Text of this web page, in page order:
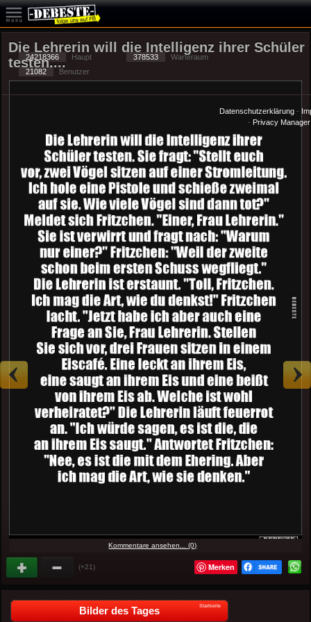
Die Lehrerin will die Intelligenz ihrer Schüler
testen....
Kommentare ansehen... (0)
(+21) Merken
Bilder des Tages Startseite
24218366 Haupt 378533
Warteraum
21082
Benutzer
Datenschutzerklärung-
- Privacy Manager